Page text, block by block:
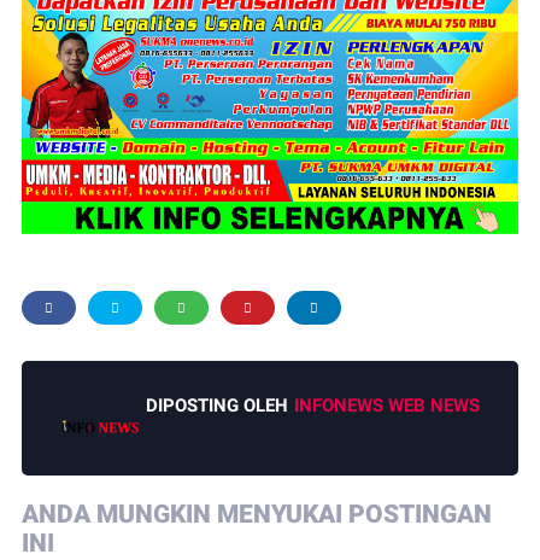
DIPOSTING OLEH INFONEWS WEB NEWS
ANDA MUNGKIN MENYUKAI POSTINGAN
INI